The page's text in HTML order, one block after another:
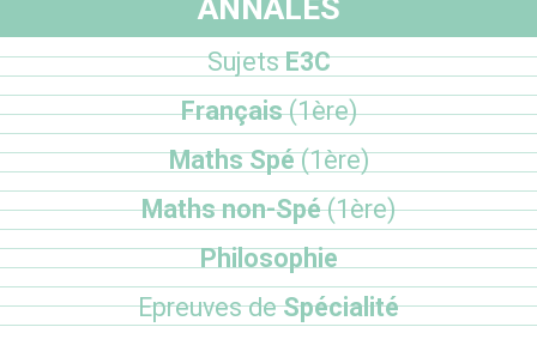
ANNALES
SujetsE3C
Français(1ère)
Maths Spé(1ère)
Maths non-Spé(1ère)
Philosophie
Epreuves deSpécialité